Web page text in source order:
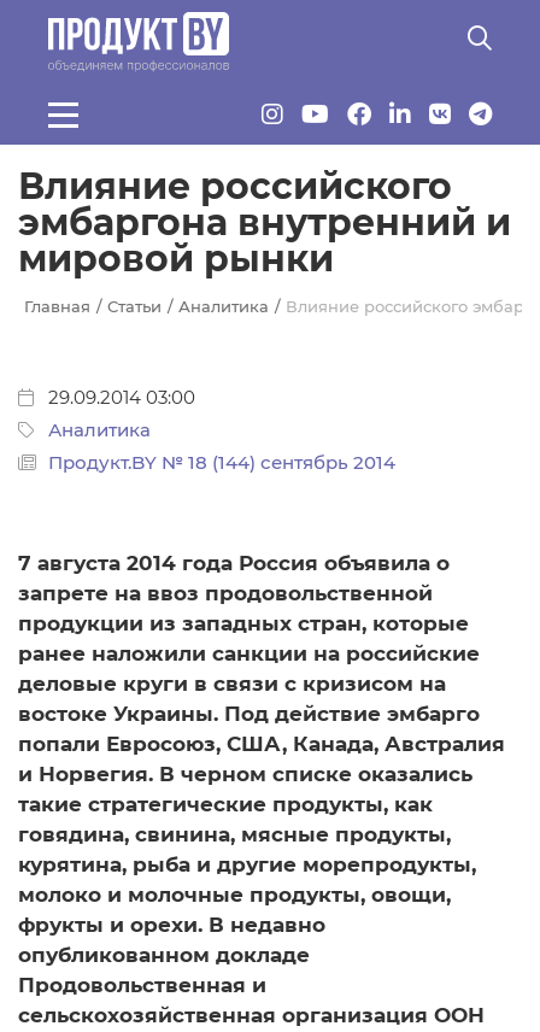
Перейти к основному содержанию
Влияние российского
эмбаргона внутренний и
мировой рынки
Главная Статьи Аналитика Влияние российского
29.09.2014 03:00
Аналитика
Продукт.BY № 18 (144) сентябрь 2014
7 августа 2014 года Россия объявила о
запрете на ввоз продовольственной
продукции из западных стран, которые
ранее наложили санкции на российские
деловые круги в связи с кризисом на
востоке Украины. Под действие эмбарго
попали Евросоюз, США, Канада, Австралия
и Норвегия. В черном списке оказались
такие стратегические продукты, как
говядина, свинина, мясные продукты,
курятина, рыба и другие морепродукты,
молоко и молочные продукты, овощи,
фрукты и орехи. В недавно
опубликованном докладе
Продовольственная и
сельскохозяйственная организация ООН